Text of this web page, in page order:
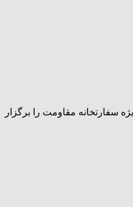
مقاومت را برگزار